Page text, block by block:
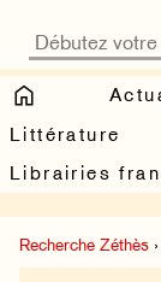
Littérature
Librairies
Recherche Zéthès